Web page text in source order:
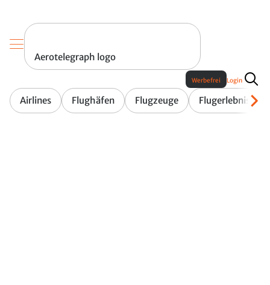
Aerotelegraph logo
Airlines Flughäfen Flugzeuge Flugerlebnis
Werbefrei Login